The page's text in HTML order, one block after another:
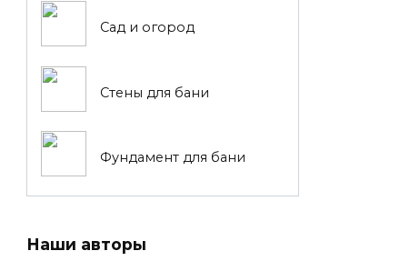
Сад и огород
Стены для бани
Фундамент для бани
Наши авторы